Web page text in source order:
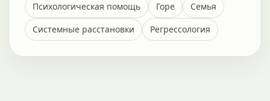
Психологическая помощь
Горе
Семья
Системные расстановки
Регрессология